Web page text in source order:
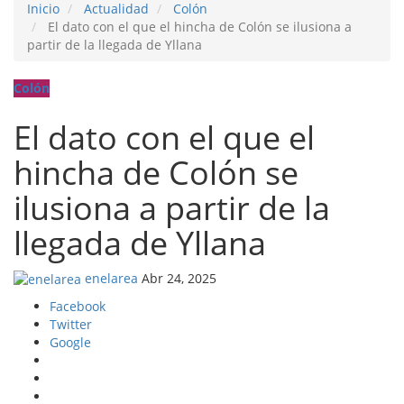
Inicio Actualidad
Colón
El dato con el que el hincha de Colón se ilusiona a
partir de la llegada de Yllana
Colón
El dato con el que el
hincha de Colón se
ilusiona a partir de la
llegada de Yllana
enelarea Abr 24, 2025
Facebook
Twitter
Google